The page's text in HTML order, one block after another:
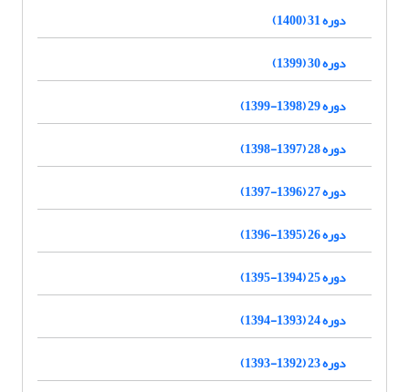
دوره 31 (1400)
دوره 30 (1399)
دوره 29 (1398-1399)
دوره 28 (1397-1398)
دوره 27 (1396-1397)
دوره 26 (1395-1396)
دوره 25 (1394-1395)
دوره 24 (1393-1394)
دوره 23 (1392-1393)